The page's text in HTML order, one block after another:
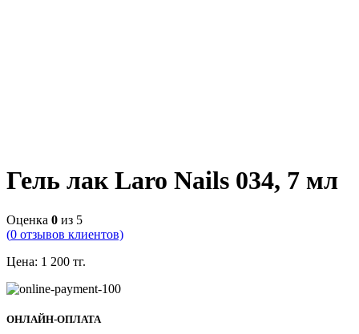
Гель лак Laro Nails 034, 7 мл
Оценка 0 из 5
(0 отзывов клиентов)
Цена: 1 200 тг.
ОНЛАЙН-ОПЛАТА